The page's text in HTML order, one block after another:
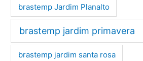
brastemp Jardim Planalto
brastemp jardim primavera
brastemp jardim santa rosa